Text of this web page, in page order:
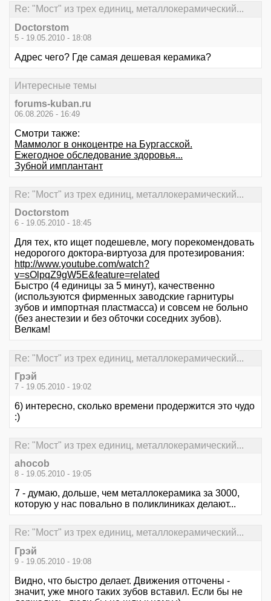
Re: "Мост" из трех единиц, металлокерамический...
Doctorstom
5 - 19.05.2010 - 18:08
Адрес чего? Где самая дешевая керамика?
Интересные темы
forums-kuban.ru
06.08.2026 - 16:49
Смотри также:
Маммолог в онкоцентре на Бургасской.
Ежегодное обследование здоровья...
Зубной имплантант
Re: "Мост" из трех единиц, металлокерамический...
Doctorstom
6 - 19.05.2010 - 18:45
Для тех, кто ищет подешевле, могу порекомендовать
недорогого доктора-виртуоза для протезирования:
http://www.youtube.com/watch?
v=sOlpqZ9gW5E&feature=related
Быстро (4 единицы за 5 минут), качественно
(используются фирменных заводские гарнитуры
зубов и импортная пластмасса) и совсем не больно
(без анестезии и без обточки соседних зубов).
Велкам!
Re: "Мост" из трех единиц, металлокерамический...
Грэй
7 - 19.05.2010 - 19:02
6) интересно, сколько времени продержится это чудо
:)
Re: "Мост" из трех единиц, металлокерамический...
ahocob
8 - 19.05.2010 - 19:05
7 - думаю, дольше, чем металлокерамика за 3000,
которую у нас повально в поликлиниках делают...
Re: "Мост" из трех единиц, металлокерамический...
Грэй
9 - 19.05.2010 - 19:08
Видно, что быстро делает. Движения отточены -
значит, уже много таких зубов вставил. Если бы не